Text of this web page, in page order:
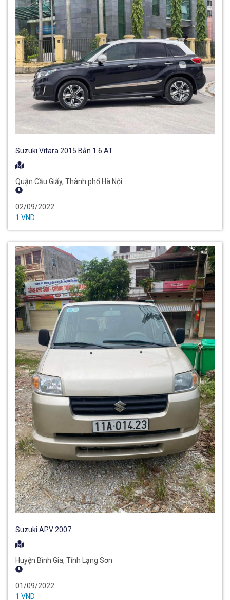
Suzuki Vitara 2015 Bản 1.6 AT
Quận Cầu Giấy, Thành phố Hà Nội
02/09/2022
1 VND
Suzuki APV 2007
Huyện Bình Gia, Tỉnh Lạng Sơn
01/09/2022
1 VND